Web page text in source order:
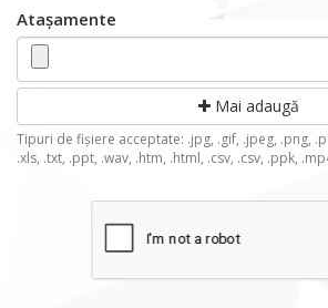
Atașamente
Mai adaugă
Tipuri de fișiere acceptate: .jpg, .gif, .jpeg, .png,
.xls, .txt, .ppt, .wav, .htm, .html, .csv, .csv, .ppk,